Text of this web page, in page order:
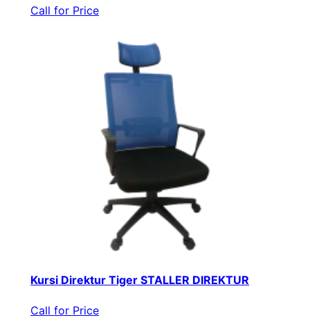
Call for Price
Kursi Direktur Tiger STALLER DIREKTUR
Call for Price